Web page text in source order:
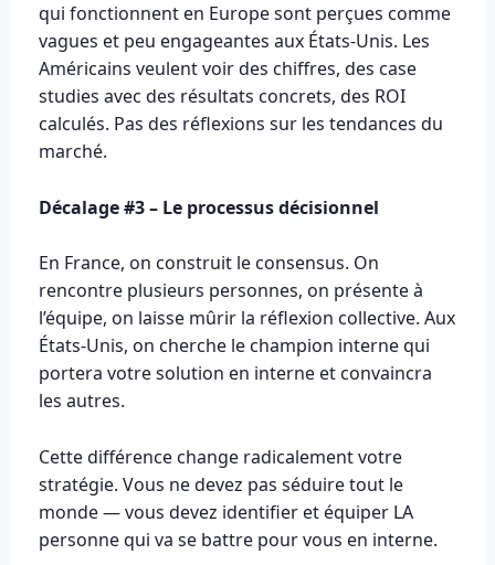
qui fonctionnent en Europe sont perçues comme
vagues et peu engageantes aux États-Unis. Les
Américains veulent voir des chiffres, des case
studies avec des résultats concrets, des ROI
calculés. Pas des réflexions sur les tendances du
marché.
Décalage #3 – Le processus décisionnel
En France, on construit le consensus. On
rencontre plusieurs personnes, on présente à
l’équipe, on laisse mûrir la réflexion collective. Aux
États-Unis, on cherche le champion interne qui
portera votre solution en interne et convaincra
les autres.
Cette différence change radicalement votre
stratégie. Vous ne devez pas séduire tout le
monde — vous devez identifier et équiper LA
personne qui va se battre pour vous en interne.